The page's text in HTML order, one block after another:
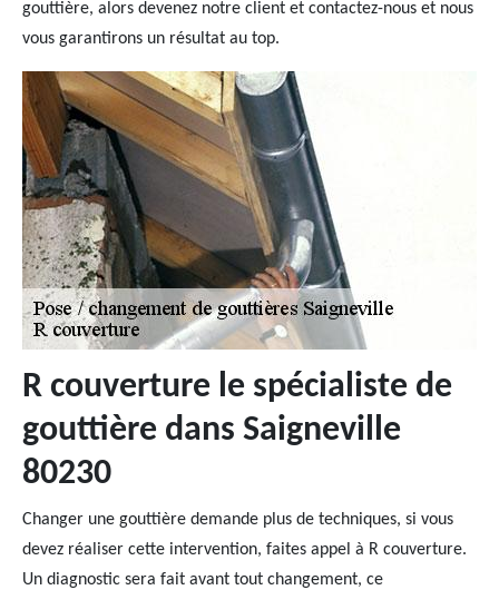
gouttière, alors devenez notre client et contactez-nous et nous
vous garantirons un résultat au top.
R couverture le spécialiste de
gouttière dans Saigneville
80230
Changer une gouttière demande plus de techniques, si vous
devez réaliser cette intervention, faites appel à R couverture.
Un diagnostic sera fait avant tout changement, ce